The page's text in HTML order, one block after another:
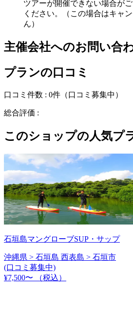
ツアーが開催できない場合が
ください。（この場合はキャ
ん）
主催会社へのお問い合
プランの口コミ
口コミ件数 : 0件 （口コミ募集中）
総合評価 :
このショップの人気プ
石垣島マングローブSUP・サップ
沖縄県 > 石垣島 西表島 > 石垣市
(口コミ募集中)
¥7,500〜
（税込）